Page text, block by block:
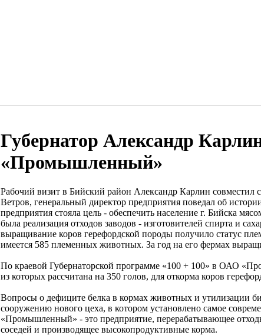
Губернатор Александр
«Промышленный»
Рабочий визит в Бийский район Александр Карлин
Ветров, генеральный директор предприятия поведал об
предприятия стояла цель - обеспечить население г. Бийска
была реализация отходов заводов - изготовителей спирта и
выращивание коров герефордской породы получило статус
имеется 585 племенных животных. За год на его фермах
По краевой Губернаторской программе «100 + 100» в ОАО
из которых рассчитана на 350 голов, для откорма коров
Вопросы о дефиците белка в кормах животных и утилизации
сооружению нового цеха, в котором установлено самое
«Промышленный» - это предприятие, перерабатывающее
соседей и производящее высокопродуктивные корма.